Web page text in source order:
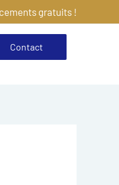
gratuits !
Contact